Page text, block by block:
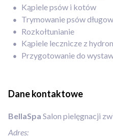
Kąpiele psów i kotów
Trymowanie psów
Rozkołtunianie
Kąpiele lecznicze z
Przygotowanie do
Dane kontaktowe
BellaSpa Salon pielęgnacji
Adres: